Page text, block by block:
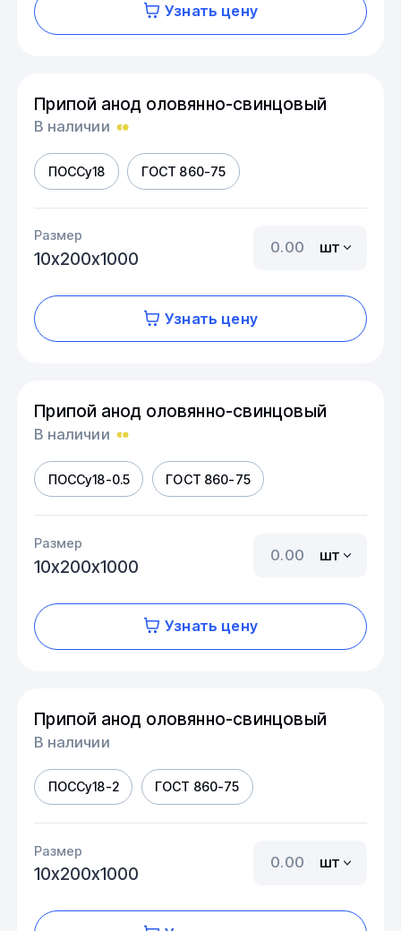
Узнать цену
Припой анод оловянно-свинцовый
В наличии
ПОССу18 ГОСТ 860-75
Размер
10х200х1000
шт
Узнать цену
Припой анод оловянно-свинцовый
В наличии
ПОССу18-0.5 ГОСТ 860-75
Размер
10х200х1000
шт
Узнать цену
Припой анод оловянно-свинцовый
В наличии
ПОССу18-2 ГОСТ 860-75
Размер
10х200х1000
шт